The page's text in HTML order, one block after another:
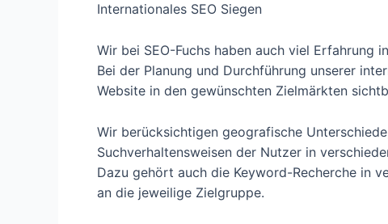
Internationales SEO Siegen
Wir bei SEO-Fuchs haben auch viel Erfahrung
Bei der Planung und Durchführung unserer
Website in den gewünschten Zielmärkten
Wir berücksichtigen geografische
Suchverhaltensweisen der Nutzer in
Dazu gehört auch die Keyword-Recherche in
an die jeweilige Zielgruppe.